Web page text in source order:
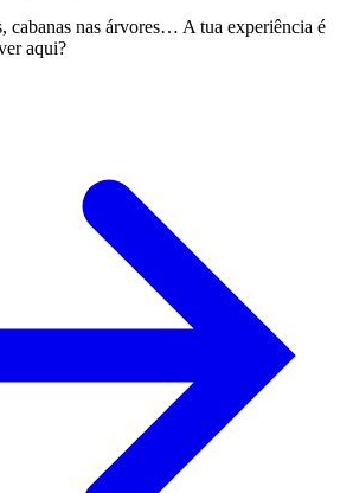
cabanas nas árvores… A tua experiência é
aqui?